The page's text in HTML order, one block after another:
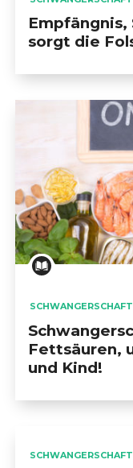
sorgt die
SCHWANGERSCHAFT
Fettsäuren,
und Kind!
SCHWANGERSCHAFT